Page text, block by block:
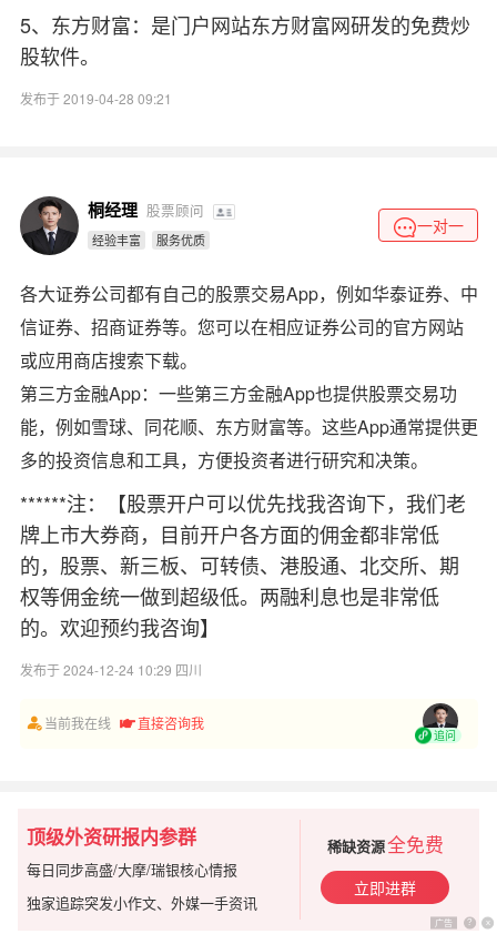
5、东方财富：是门户网站东方财富网研发的免费炒
股软件。
发布于 2019-04-28 09:21
桐经理 股票顾问
经验丰富 服务优质
一对一
各大证券公司都有自己的股票交易App，例如华泰证券、中
信证券、招商证券等。您可以在相应证券公司的官方网站
或应用商店搜索下载。
第三方金融App：一些第三方金融App也提供股票交易功
能，例如雪球、同花顺、东方财富等。这些App通常提供更
多的投资信息和工具，方便投资者进行研究和决策。
******注：【股票开户可以优先找我咨询下，我们老
牌上市大券商，目前开户各方面的佣金都非常低
的，股票、新三板、可转债、港股通、北交所、期
权等佣金统一做到超级低。两融利息也是非常低
的。欢迎预约我咨询】
发布于 2024-12-24 10:29 四川
当前我在线 直接咨询我
追问
广告 ? x
顶级外资研报内参群
每日同步高盛/大摩/瑞银核心情报
独家追踪突发小作文、外媒一手资讯
稀缺资源全免费
立即进群